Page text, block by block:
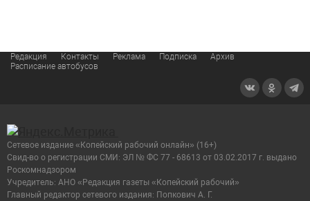
Редакция Контакты Реклама Подписка
Архив
Расписание автобусов
Сетевое издание «Копейский рабочий онлайн» (16+)
Cвид-во о регистрации СМИ: ЭЛ № ФС 77 - 68613 от 03.02.2017 г. выдано
Роскомнадзором
Учредитель: АНО «Редакция газеты «Копейский рабочий»
Главный редактор сетевого издания: Попкович А. Г.